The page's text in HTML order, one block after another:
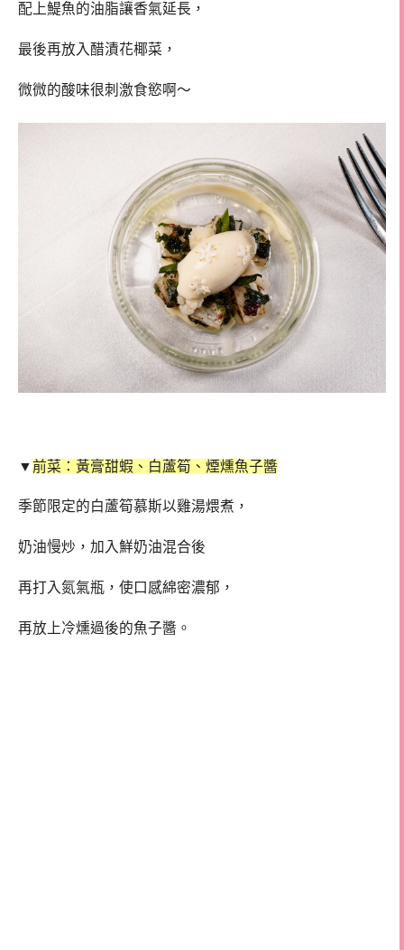
配上鯷魚的油脂讓香氣延長，
最後再放入醋漬花椰菜，
微微的酸味很刺激食慾啊～
▼前菜：黃膏甜蝦、白蘆筍、煙燻魚子醬
季節限定的白蘆筍慕斯以雞湯煨煮，
奶油慢炒，加入鮮奶油混合後
再打入氮氣瓶，使口感綿密濃郁，
再放上冷燻過後的魚子醬。